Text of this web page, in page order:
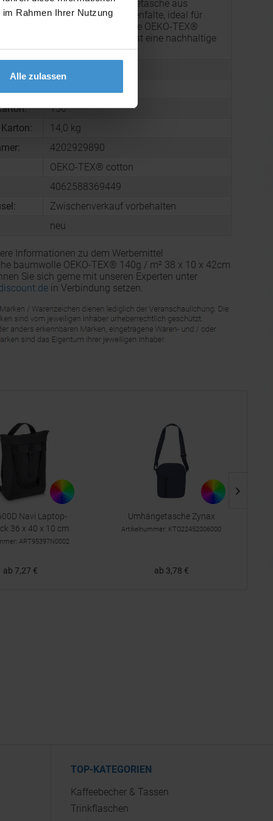
Rahmen Ihrer Nutzung
Alle zulassen
Klassische Umhängetasche aus
Baumwolle mit Bodenfalte, ideal für
Werbeaktionen. Diese OEKO-TEX®
zertifizierte Tasche ist eine nachhaltige
Wahl.
150
14,0 kg
4202929890
OEKO-TEX® cotton
4062588369449
Zwischenverkauf vorbehalten
neu
Informationen zu dem Werbemittel
baumwolle OEKO-TEX® 140g / m² 38 x 10 x 42cm
Sie sich gerne mit unseren Experten unter
in Verbindung setzen.
Navi Laptop-
36 x 40 x 10 cm
ART95397N0002
ab 7,27 €
Umhängetasche Zynax
Artikelnummer: KTO22452006000
ab 3,78 €
TOP-KATEGORIEN
Kaffeebecher & Tassen
Trinkflaschen